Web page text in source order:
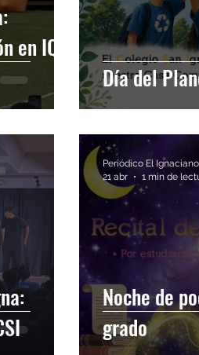
Tiempo con Ryan
en IQ
Día del
Noche de
grado
Periódico El Ignaciano
21 abr
1 min de